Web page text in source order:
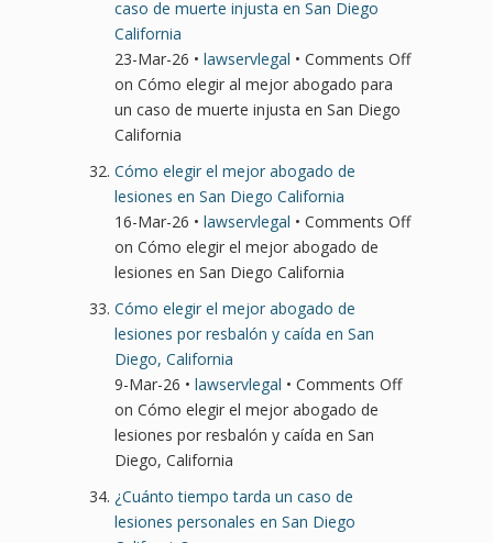
caso de muerte injusta en San Diego
California
23-Mar-26 • lawservlegal • Comments Off
on Cómo elegir al mejor abogado para
un caso de muerte injusta en San Diego
California
Cómo elegir el mejor abogado de
lesiones en San Diego California
16-Mar-26 • lawservlegal • Comments Off
on Cómo elegir el mejor abogado de
lesiones en San Diego California
Cómo elegir el mejor abogado de
lesiones por resbalón y caída en San
Diego, California
9-Mar-26 • lawservlegal • Comments Off
on Cómo elegir el mejor abogado de
lesiones por resbalón y caída en San
Diego, California
¿Cuánto tiempo tarda un caso de
lesiones personales en San Diego